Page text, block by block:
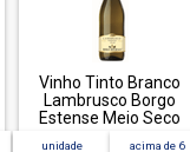
Vinho Tinto Branco
Lambrusco Borgo
Estense Meio Seco
750ml
unidade acima de 6